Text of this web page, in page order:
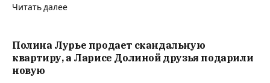
Читать далее
Полина Лурье продает скандальную
квартиру, а Ларисе Долиной друзья подарили
новую